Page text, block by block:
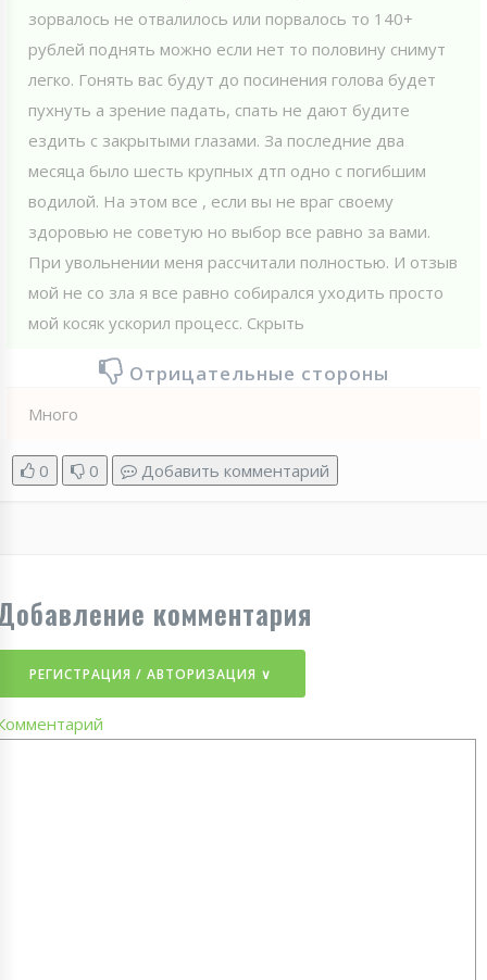
зорвалось не отвалилось или порвалось то 140+
рублей поднять можно если нет то половину снимут
легко. Гонять вас будут до посинения голова будет
пухнуть а зрение падать, спать не дают будите
ездить с закрытыми глазами. За последние два
месяца было шесть крупных дтп одно с погибшим
водилой. На этом все , если вы не враг своему
здоровью не советую но выбор все равно за вами.
При увольнении меня рассчитали полностью. И отзыв
мой не со зла я все равно собирался уходить просто
мой косяк ускорил процесс. Скрыть
Отрицательные стороны
Много
0 0 Добавить комментарий
комментария
РЕГИСТРАЦИЯ / АВТОРИЗАЦИЯ ∨